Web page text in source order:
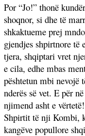
Por “Jo!” thonë
shoqnor, si dhe të
shkaktueme prej
gjendjes shpirtnore
tjera, shqiptari vret
e cila, edhe mbas
pështetun mbi nevojë
nderës së vet. E për
njimend asht e
Shpirtit të nji Kombi,
kangëve popullore